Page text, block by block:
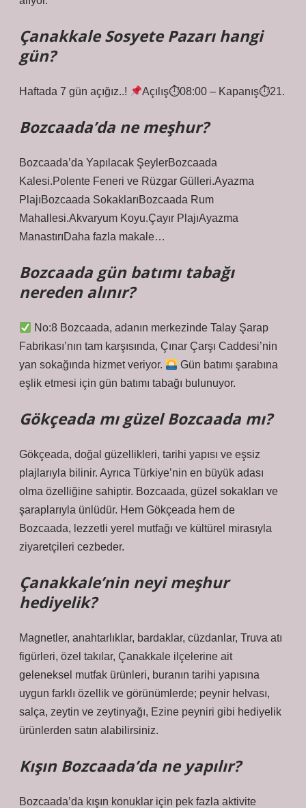
Çanakkale Sosyete Pazarı hangi
gün?
Haftada 7 gün açığız..! Açılış⏱08:00 – Kapanış⏱21.
Bozcaada’da ne meşhur?
Bozcaada’da Yapılacak ŞeylerBozcaada
Kalesi.Polente Feneri ve Rüzgar Gülleri.Ayazma
PlajıBozcaada SokaklarıBozcaada Rum
Mahallesi.Akvaryum Koyu.Çayır PlajıAyazma
ManastırıDaha fazla makale…
Bozcaada gün batımı tabağı
nereden alınır?
No:8 Bozcaada, adanın merkezinde Talay Şarap
Fabrikası’nın tam karşısında, Çınar Çarşı Caddesi’nin
yan sokağında hizmet veriyor.
Gün batımı şarabına
eşlik etmesi için gün batımı tabağı bulunuyor.
Gökçeada mı güzel Bozcaada mı?
Gökçeada, doğal güzellikleri, tarihi yapısı ve eşsiz
plajlarıyla bilinir. Ayrıca Türkiye’nin en büyük adası
olma özelliğine sahiptir. Bozcaada, güzel sokakları ve
şaraplarıyla ünlüdür. Hem Gökçeada hem de
Bozcaada, lezzetli yerel mutfağı ve kültürel mirasıyla
ziyaretçileri cezbeder.
Çanakkale’nin neyi meşhur
hediyelik?
Magnetler, anahtarlıklar, bardaklar, cüzdanlar, Truva atı
figürleri, özel takılar, Çanakkale ilçelerine ait
geleneksel mutfak ürünleri, buranın tarihi yapısına
uygun farklı özellik ve görünümlerde; peynir helvası,
salça, zeytin ve zeytinyağı, Ezine peyniri gibi hediyelik
ürünlerden satın alabilirsiniz.
Kışın Bozcaada’da ne yapılır?
Bozcaada’da kışın konuklar için pek fazla aktivite